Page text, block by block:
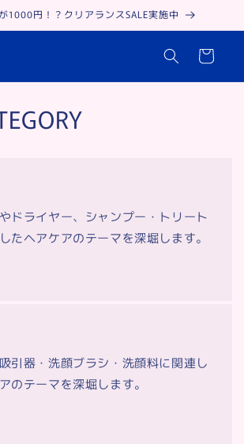
1000円！？クリアランスSALE実施中
Cart
ドライヤー、シャンプー・トリート
たヘアケアのテーマを深堀します。
引器・洗顔ブラシ・洗顔料に関連し
のテーマを深堀します。